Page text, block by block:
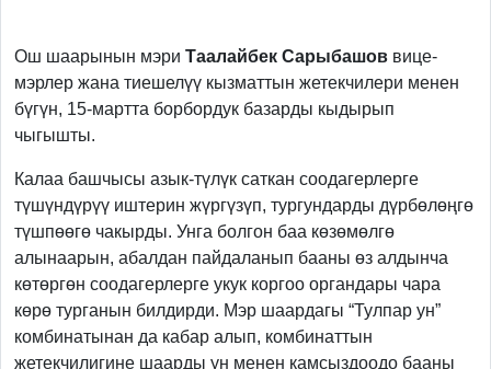
Ош шаарынын мэри Таалайбек Сарыбашов вице-
мэрлер жана тиешелүү кызматтын жетекчилери менен
бүгүн, 15-мартта борбордук базарды кыдырып
чыгышты.
Калаа башчысы азык-түлүк саткан соодагерлерге
түшүндүрүү иштерин жүргүзүп, тургундарды дүрбөлөңгө
түшпөөгө чакырды. Унга болгон баа көзөмөлгө
алынаарын, абалдан пайдаланып бааны өз алдынча
көтөргөн соодагерлерге укук коргоо органдары чара
көрө турганын билдирди. Мэр шаардагы “Тулпар ун”
комбинатынан да кабар алып, комбинаттын
жетекчилигине шаарды ун менен камсыздоодо бааны